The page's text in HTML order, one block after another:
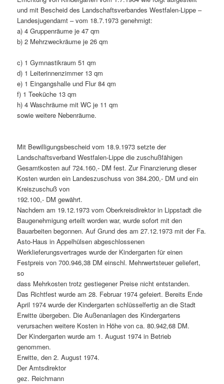
und mit Bescheid des Landschaftsverbandes Westfalen-Lippe –
Landesjugendamt – vom 18.7.1973 genehmigt:
a) 4 Gruppenräume je 47 qm
b) 2 Mehrzweckräume je 26 qm
c) 1 Gymnastikraum 51 qm
d) 1 Leiterinnenzimmer 13 qm
e) 1 Eingangshalle und Flur 84 qm
f) 1 Teeküche 13 qm
h) 4 Waschräume mit WC je 11 qm
sowie weitere Nebenräume.
Mit Bewilligungsbescheid vom 18.9.1973 setzte der
Landschaftsverband Westfalen-Lippe die zuschußfähigen
Gesamtkosten auf 724.160,- DM fest. Zur Finanzierung dieser
Kosten wurden ein Landeszuschuss von 384.200,- DM und ein
Kreiszuschuß von
192.100,- DM gewährt.
Nachdem am 19.12.1973 vom Oberkreisdirektor in Lippstadt die
Baugenehmigung erteilt worden war, wurde sofort mit den
Bauarbeiten begonnen. Auf Grund des am 27.12.1973 mit der Fa.
Asto-Haus in Appelhülsen abgeschlossenen
Werklieferungsvertrages wurde der Kindergarten für einen
Festpreis von 700.946,38 DM einschl. Mehrwertsteuer geliefert,
so
dass Mehrkosten trotz gestiegener Preise nicht entstanden.
Das Richtfest wurde am 28. Februar 1974 gefeiert. Bereits Ende
April 1974 wurde der Kindergarten schlüsselfertig an die Stadt
Erwitte übergeben. Die Außenanlagen des Kindergartens
verursachen weitere Kosten in Höhe von ca. 80.942,68 DM.
Der Kindergarten wurde am 1. August 1974 in Betrieb
genommen.
Erwitte, den 2. August 1974.
Der Amtsdirektor
gez. Reichmann